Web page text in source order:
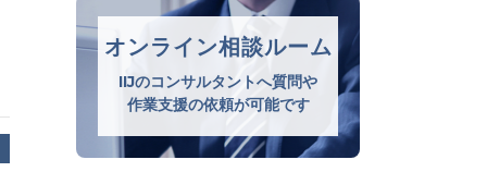
オンライン相談ルーム
IIJのコンサルタントへ質問や
作業支援の依頼が可能です